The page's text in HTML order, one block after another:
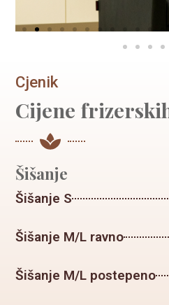
Cjenik
Cijene
Šišanje
Šišanje S
Šišanje M/L ravno
Šišanje M/L postepeno